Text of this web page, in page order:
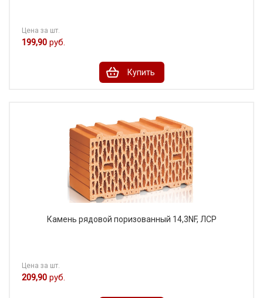
Цена за шт.
199,90 руб.
Купить
Камень рядовой поризованный 14,3NF, ЛСР
Цена за шт.
209,90 руб.